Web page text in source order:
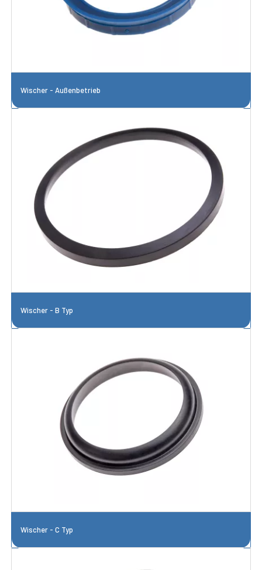
Wischer - Außenbetrieb
Wischer - B Typ
Wischer - C Typ